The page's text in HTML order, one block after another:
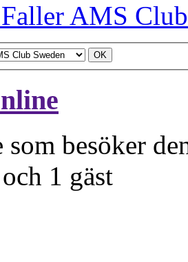
AMS
som besöker
1 gäst